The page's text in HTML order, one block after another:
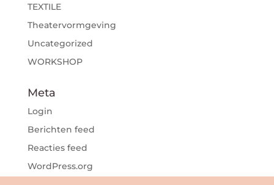
TEXTILE
Theatervormgeving
Uncategorized
WORKSHOP
Meta
Login
Berichten feed
Reacties feed
WordPress.org